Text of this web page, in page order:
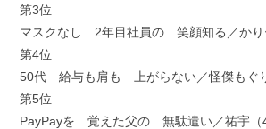
第3位
マスクなし 2年目社員の 笑顔知る／かり
第4位
50代 給与も肩も 上がらない／怪傑もぐり
第5位
PayPayを 覚えた父の 無駄遣い／祐宇（